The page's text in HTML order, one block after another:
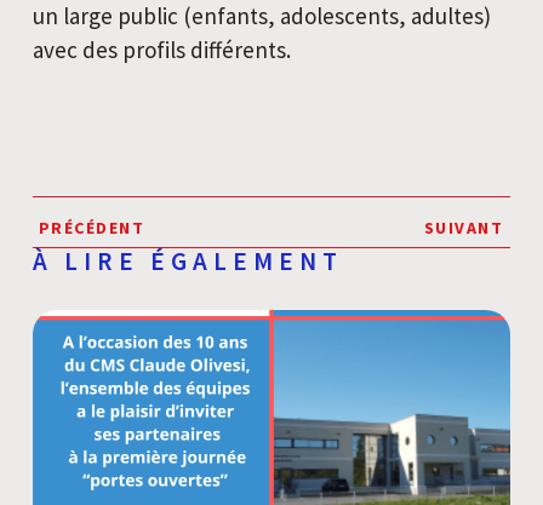
un large public (enfants, adolescents, adultes)
avec des profils différents.
PRÉCÉDENT SUIVANT
À LIRE ÉGALEMENT